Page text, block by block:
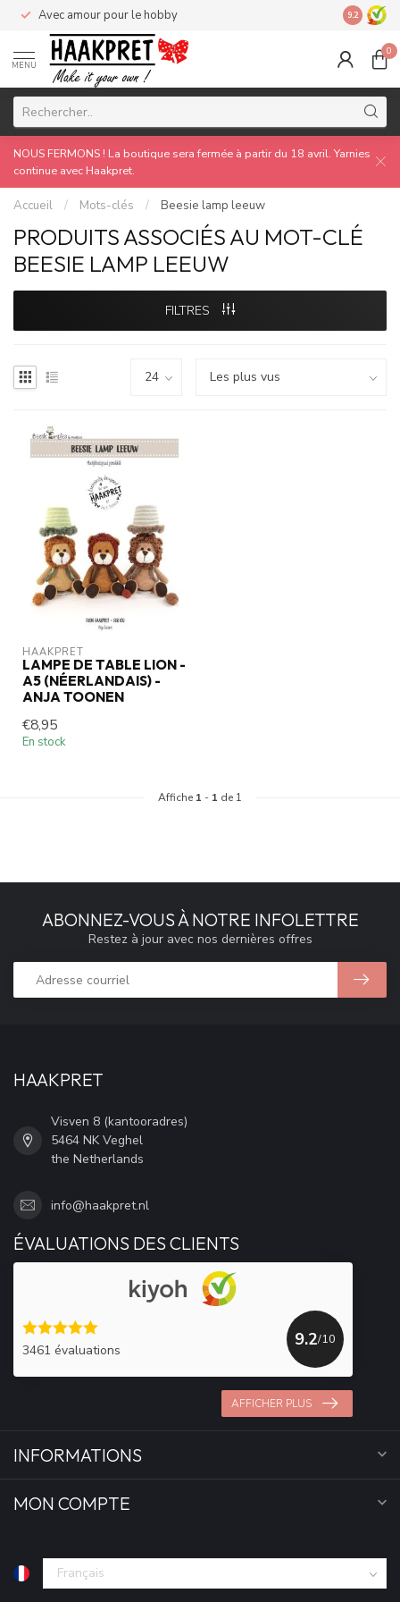
Avec amour pour le hobby Made by
9.2
MENU
0
NOUS FERMONS ! La boutique sera fermée à partir du 18 avril. Yarnies
continue avec Haakpret.
Accueil / Mots-clés / Beesie lamp leeuw
PRODUITS ASSOCIÉS AU MOT-CLÉ
BEESIE LAMP LEEUW
FILTRES
HAAKPRET
LAMPE DE TABLE LION -
A5 (NÉERLANDAIS) -
ANJA TOONEN
€8,95
En stock
Affiche 1 - 1 de 1
ABONNEZ-VOUS À NOTRE INFOLETTRE
Restez à jour avec nos dernières offres
HAAKPRET
Visven 8 (kantooradres)
5464 NK Veghel
the Netherlands
info@haakpret.nl
ÉVALUATIONS DES CLIENTS
3461 évaluations
9.2/10
AFFICHER PLUS
INFORMATIONS
MON COMPTE